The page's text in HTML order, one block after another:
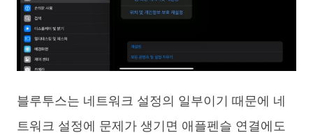
블루투스는 네트워크 설정의 일부이기 때문에 네
트워크 설정에 문제가 생기면 애플펜슬 연결에도